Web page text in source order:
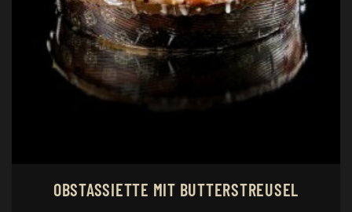
OBSTASSIETTE MIT BUTTERSTREUSEL